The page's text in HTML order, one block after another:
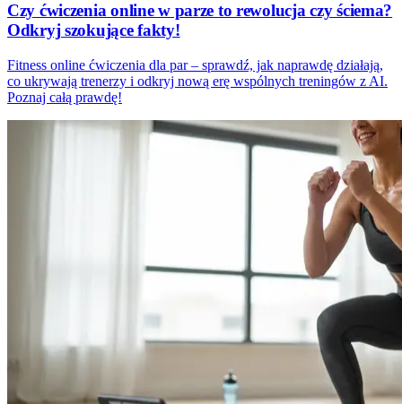
Czy ćwiczenia online w parze to rewolucja czy ściema?
Odkryj szokujące fakty!
Fitness online ćwiczenia dla par – sprawdź, jak naprawdę działają,
co ukrywają trenerzy i odkryj nową erę wspólnych treningów z AI.
Poznaj całą prawdę!